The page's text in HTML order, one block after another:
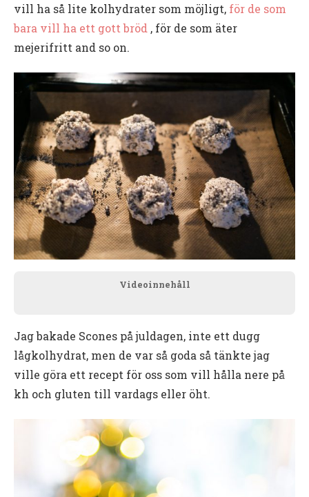
vill ha så lite kolhydrater som möjligt, för de som
bara vill ha ett gott bröd , för de som äter
mejerifritt and so on.
Videoinnehåll
Jag bakade Scones på juldagen, inte ett dugg
lågkolhydrat, men de var så goda så tänkte jag
ville göra ett recept för oss som vill hålla nere på
kh och gluten till vardags eller öht.